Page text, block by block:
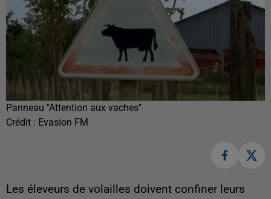
Panneau "Attention aux vaches"
Crédit : Evasion FM
Les éleveurs de volailles doivent confiner leurs